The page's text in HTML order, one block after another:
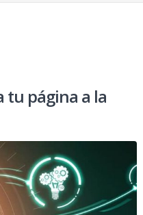
tu página a la